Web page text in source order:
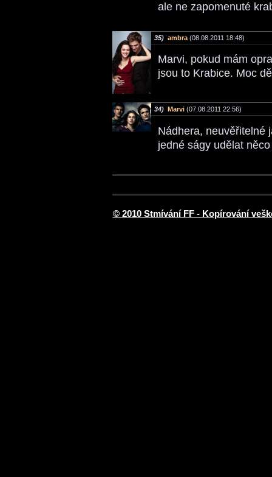
ale ne zapomenuté
35) ambra (08.08.2011 18:48)
Marvi, pokud mám
jsou to Krabice. Moc
34) Marvi (07.08.2011 22:56)
Nádhera, neuvěřitelné
jedné ságy udělat
© 2010 Stmívání FF - Kopírování